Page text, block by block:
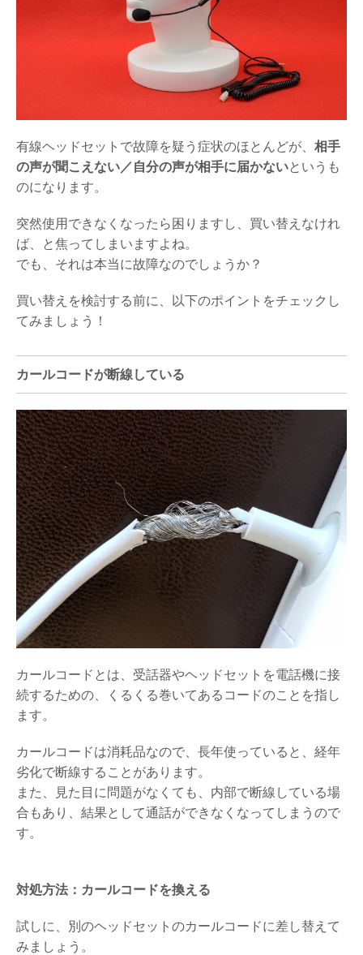
有線ヘッドセットで故障を疑う症状のほとんどが、 相手
の声が聞こえない／自分の声が相手に届かないというも
のになります。
突然使用できなくなったら困りますし、買い替えなけれ
ば、と焦ってしまいますよね。
でも、それは本当に故障なのでしょうか？
買い替えを検討する前に、以下のポイントをチェックし
てみましょう！
カールコードが断線している
カールコードとは、受話器やヘッドセットを電話機に接
続するための、くるくる巻いてあるコードのことを指し
ます。
カールコードは消耗品なので、長年使っていると、経年
劣化で断線することがあります。
また、見た目に問題がなくても、内部で断線している場
合もあり、結果として通話ができなくなってしまうので
す。
対処方法：カールコードを換える
試しに、別のヘッドセットのカールコードに差し替えて
みましょう。